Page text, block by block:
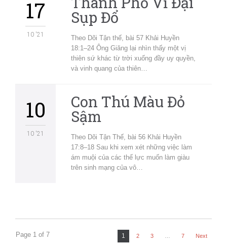
17
10 '21
Sụp Đổ
Theo Dõi Tận thế, bài 57 Khải Huyền
18:1–24 Ông Giăng lại nhìn thấy một vị
thiên sứ khác từ trời xuống đầy uy quyền,
và vinh quang của thiên…
10
10 '21
Con Thú Màu Đỏ
Sậm
Theo Dõi Tận Thế, bài 56 Khải Huyền
17:8–18 Sau khi xem xét những việc làm
ám muội của các thế lực muốn làm giàu
trên sinh mạng của vô…
Page 1 of 7 1 2 3 7 Next